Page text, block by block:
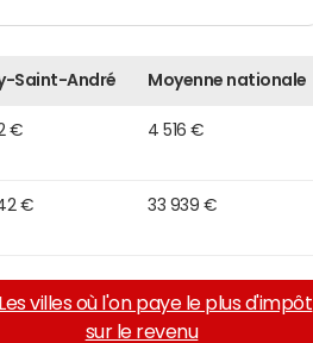
Saint-André Moyenne nationale
€ 4 516 €
€ 33 939 €
Les villes où l'on paye le plus d'impôt
sur le revenu